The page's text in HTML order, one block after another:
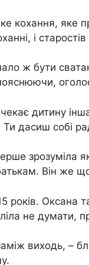
кохання, яке
і
ж бути
дитину
Ти дасиш собі
зрозуміла
Він же
років. Оксана
не думати,
виходь, –